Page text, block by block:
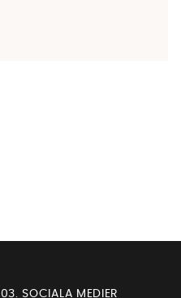
03. SOCIALA MEDIER